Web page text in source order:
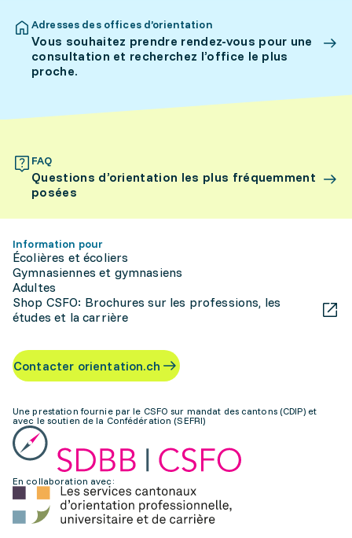
Adresses des offices d’orientation
Vous souhaitez prendre rendez-vous pour une
consultation et recherchez l’office le plus
proche.
FAQ
Questions d’orientation les plus fréquemment
posées
Information pour
Écolières et écoliers
Gymnasiennes et gymnasiens
Adultes
Shop CSFO: Brochures sur les professions, les
études et la carrière
Contacter orientation.ch
Une prestation fournie par le CSFO sur mandat des cantons (CDIP) et
avec le soutien de la Confédération (SEFRI)
En collaboration avec: